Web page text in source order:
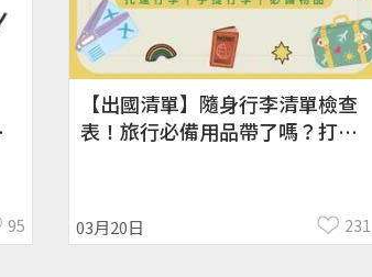
95
【出國清單】隨身行李清單檢查
表！旅行必備用品帶了嗎？打包
03月20日 231